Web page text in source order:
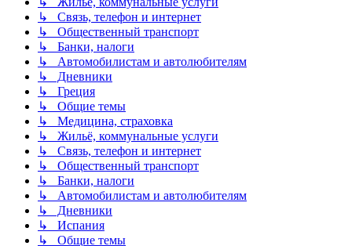
↳ Связь, телефон и интернет
↳ Общественный транспорт
↳ Банки, налоги
↳ Автомобилистам и автолюбителям
↳ Дневники
↳ Греция
↳ Общие темы
↳ Медицина, страховка
↳ Жильё, коммунальные услуги
↳ Связь, телефон и интернет
↳ Общественный транспорт
↳ Банки, налоги
↳ Автомобилистам и автолюбителям
↳ Дневники
↳ Испания
↳ Общие темы